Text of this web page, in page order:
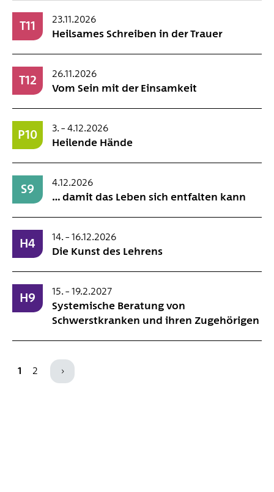
T11
23.11.2026
Heilsames Schreiben in der Trauer
T12
26.11.2026
Vom Sein mit der Einsamkeit
P10
3. – 4.12.2026
Heilende Hände
S9
4.12.2026
… damit das Leben sich entfalten kann
H4
14. – 16.12.2026
Die Kunst des Lehrens
H9
15. – 19.2.2027
Systemische Beratung von
Schwerstkranken und ihren Zugehörigen
1 2 ›